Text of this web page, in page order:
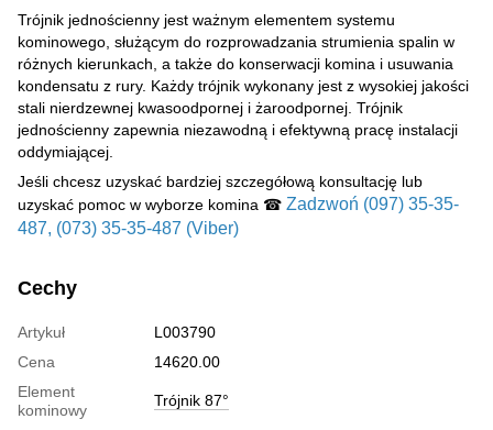
Trójnik jednościenny jest ważnym elementem systemu
kominowego, służącym do rozprowadzania strumienia spalin w
różnych kierunkach, a także do konserwacji komina i usuwania
kondensatu z rury. Każdy trójnik wykonany jest z wysokiej jakości
stali nierdzewnej kwasoodpornej i żaroodpornej. Trójnik
jednościenny zapewnia niezawodną i efektywną pracę instalacji
oddymiającej.
Jeśli chcesz uzyskać bardziej szczegółową konsultację lub
uzyskać pomoc w wyborze komina ☎ Zadzwoń (097) 35-35-
487, (073) 35-35-487 (Viber)
Cechy
Artykuł
L003790
Cena
14620.00
Element
kominowy
Trójnik 87°